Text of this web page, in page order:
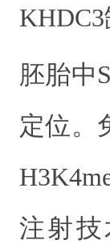
胚胎中
定位。
注射